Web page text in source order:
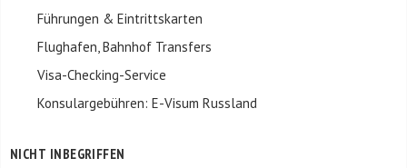
Führungen & Eintrittskarten
Flughafen, Bahnhof Transfers
Visa-Checking-Service
Konsulargebühren: E-Visum Russland
NICHT INBEGRIFFEN